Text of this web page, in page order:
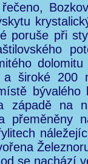
poruše při
a široké
bývalého
západě na
přeměněny
se nachází